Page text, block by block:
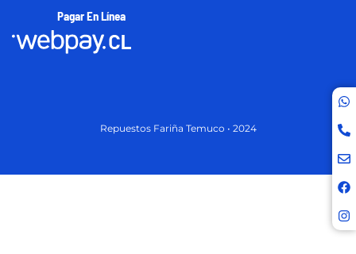
Pagar En Línea
Repuestos Fariña Temuco • 2024